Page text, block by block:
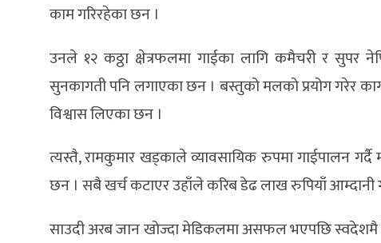
काम गरिरहेका छन ।
उनले १२ कठ्ठा क्षेत्रफलमा गाईका लागि कमैचरी र
सुनकागती पनि लगाएका छन । बस्तुको मलको प्रयोग गरेर
विश्वास लिएका छन ।
त्यस्तै, रामकुमार खड्काले व्यावसायिक रुपमा गाईपालन
छन । सबै खर्च कटाएर उहाँले करिब डेढ लाख रुपियाँ
साउदी अरब जान खोज्दा मेडिकलमा असफल भएपछि स्वदेशमै